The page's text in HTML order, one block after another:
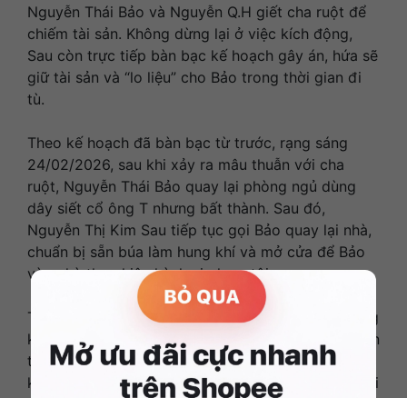
Nguyễn Thái Bảo và Nguyễn Q.H giết cha ruột để
chiếm tài sản. Không dừng lại ở việc kích động,
Sau còn trực tiếp bàn bạc kế hoạch gây án, hứa sẽ
giữ tài sản và “lo liệu” cho Bảo trong thời gian đi
tù.
Theo kế hoạch đã bàn bạc từ trước, rạng sáng
24/02/2026, sau khi xảy ra mâu thuẫn với cha
ruột, Nguyễn Thái Bảo quay lại phòng ngủ dùng
dây siết cổ ông T nhưng bất thành. Sau đó,
Nguyễn Thị Kim Sau tiếp tục gọi Bảo quay lại nhà,
chuẩn bị sẵn búa làm hung khí và mở cửa để Bảo
vào nhà thực hiện hành vi phạm tội.
Trong lúc Bảo tấn công ông T, Sau và H đều chứng
kiến nhưng không can ngăn. Thậm chí, Sau còn liên
tục xúi giục Bảo đánh vào vùng đầu nạn nhân. Sau
khi Bảo rời đi, Sau tiếp tục thúc giục H dùng bàn ủi